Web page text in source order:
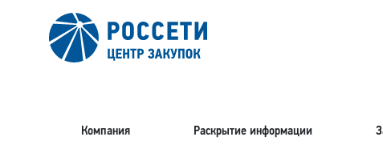
Компания Раскрытие информации